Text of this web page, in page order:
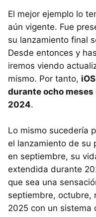
El mejor ejemplo lo
aún vigente. Fue
su lanzamiento final
Desde entonces y
iremos viendo
mismo. Por tanto,
durante ocho
2024.
Lo mismo sucedería
el lanzamiento de su
en septiembre, su
extendida durante
que sea una
septiembre, octubre,
2025 con un sistema